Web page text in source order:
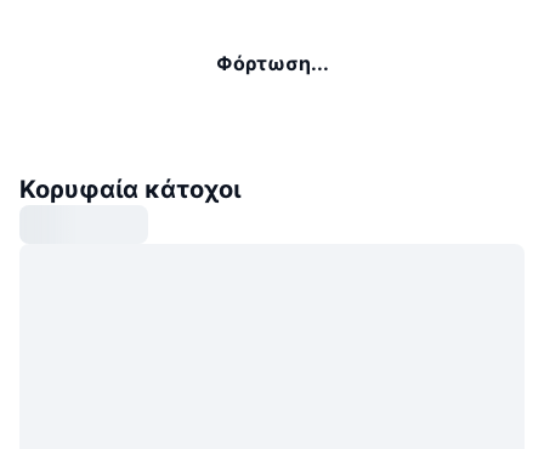
Φόρτωση...
Κορυφαία κάτοχοι